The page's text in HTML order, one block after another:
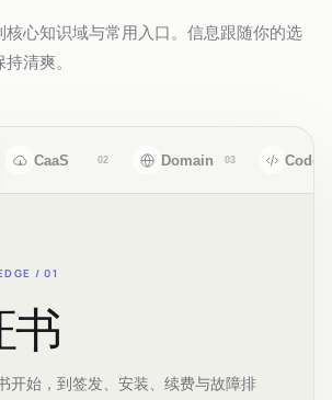
心知识域与常用入口。信息跟随你的选
清爽。
CaaS 02 Domain 03
/01
书
开始，到签发、安装、续费与故障排